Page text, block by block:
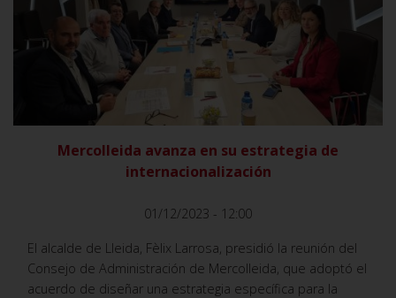
VER
Mercolleida avanza en su estrategia de
internacionalización
01/12/2023 - 12:00
El alcalde de Lleida, Fèlix Larrosa, presidió la reunión del
Consejo de Administración de Mercolleida, que adoptó el
acuerdo de diseñar una estrategia específica para la